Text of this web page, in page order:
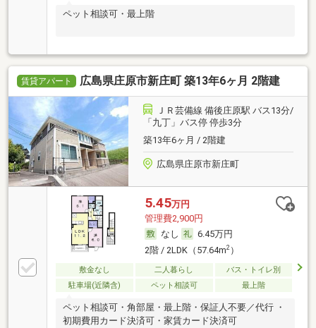
ペット相談可・最上階
賃貸アパート 広島県庄原市新庄町 築13年6ヶ月 2階建
ＪＲ芸備線 備後庄原駅 バス13分/
「九丁」バス停 停歩3分
築13年6ヶ月 / 2階建
広島県庄原市新庄町
5.45万円
管理費2,900円
なし
6.45万円
2階 / 2LDK（57.64m2）
敷金なし 二人暮らし
バス・トイレ別
駐車場(近隣含)
ペット相談可 最上階
ペット相談可・角部屋・最上階・保証人不要／代行 ・
初期費用カード決済可・家賃カード決済可